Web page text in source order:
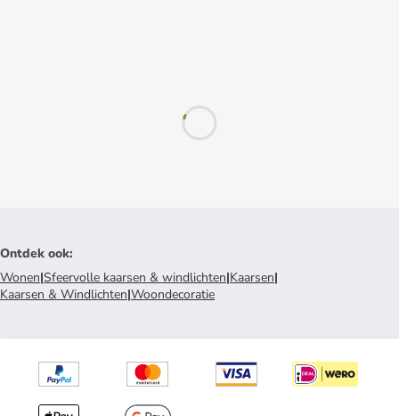
Ontdek ook:
Wonen|Sfeervolle kaarsen & windlichten|Kaarsen|
Kaarsen & Windlichten|Woondecoratie